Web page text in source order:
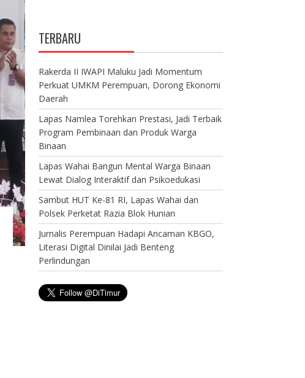
TERBARU
Rakerda II IWAPI Maluku Jadi Momentum
Perkuat UMKM Perempuan, Dorong Ekonomi
Daerah
Lapas Namlea Torehkan Prestasi, Jadi Terbaik
Program Pembinaan dan Produk Warga
Binaan
Lapas Wahai Bangun Mental Warga Binaan
Lewat Dialog Interaktif dan Psikoedukasi
Sambut HUT Ke-81 RI, Lapas Wahai dan
Polsek Perketat Razia Blok Hunian
Jurnalis Perempuan Hadapi Ancaman KBGO,
Literasi Digital Dinilai Jadi Benteng
Perlindungan